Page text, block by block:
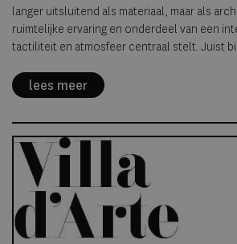
langer uitsluitend als materiaal, maar als
ruimtelijke ervaring en onderdeel van een
tactiliteit en atmosfeer centraal stelt. Juist
Week 2026als meer dan een tijdelijke
lees meer